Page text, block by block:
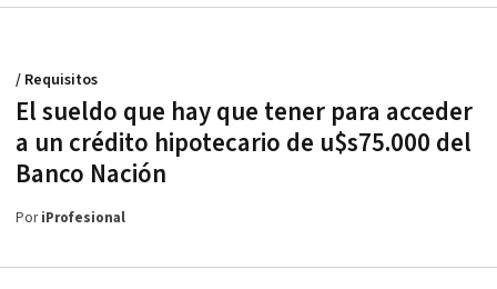
El sueldo que hay que tener para acceder
a un crédito hipotecario de u$s75.000 del
Banco Nación
/ Requisitos
PoriProfesional